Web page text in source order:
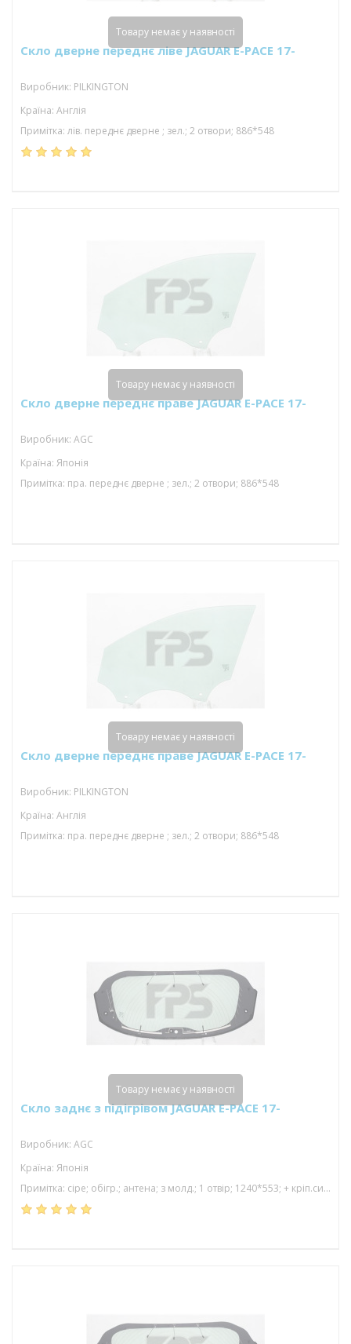
Скло дверне переднє ліве JAGUAR E-PACE 17-
Виробник: PILKINGTON
Країна: Англія
Примітка: лів. переднє дверне ; зел.; 2 отвори; 886*548
Товару немає у наявності
Скло дверне переднє праве JAGUAR E-PACE 17-
Виробник: AGC
Країна: Японія
Примітка: пра. переднє дверне ; зел.; 2 отвори; 886*548
Товару немає у наявності
Скло дверне переднє праве JAGUAR E-PACE 17-
Виробник: PILKINGTON
Країна: Англія
Примітка: пра. переднє дверне ; зел.; 2 отвори; 886*548
Товару немає у наявності
Скло заднє з підігрівом JAGUAR E-PACE 17-
Виробник: AGC
Країна: Японія
Примітка: сіре; обігр.; антена; з молд.; 1 отвір; 1240*553; + кріп.сигналіз.
Товару немає у наявності